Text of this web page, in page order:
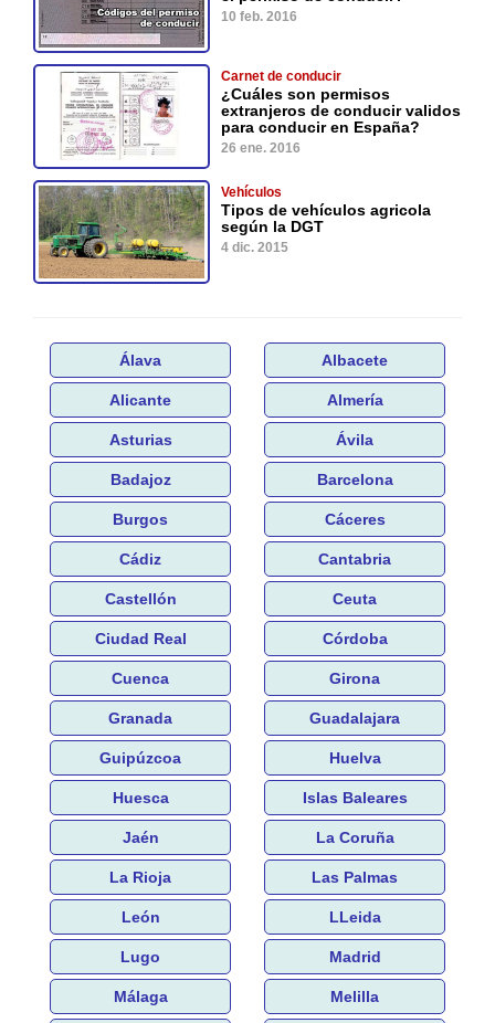
10 feb. 2016
Carnet de conducir
¿Cuáles son permisos
extranjeros de conducir validos
para conducir en España?
26 ene. 2016
Vehículos
Tipos de vehículos agricola
según la DGT
4 dic. 2015
Álava Albacete
Alicante Almería
Asturias Ávila
Badajoz Barcelona
Burgos Cáceres
Cádiz Cantabria
Castellón Ceuta
Ciudad Real Córdoba
Cuenca Girona
Granada Guadalajara
Guipúzcoa Huelva
Huesca Islas Baleares
Jaén La Coruña
La Rioja Las Palmas
León LLeida
Lugo Madrid
Málaga Melilla